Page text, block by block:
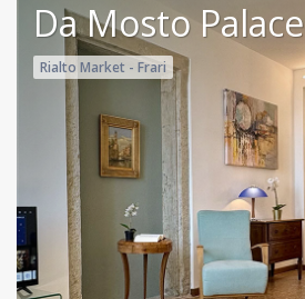
Da Mosto Palace
Rialto Market - Frari